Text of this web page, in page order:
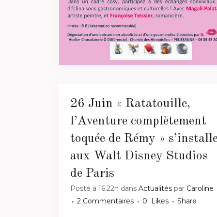
26 Juin « Ratatouille,
l’Aventure complètement
toquée de Rémy »
aux Walt Disney Studios
de Paris
Posté à 16:22h dans Actualités par Caroline
2 Commentaires
0 Likes Share